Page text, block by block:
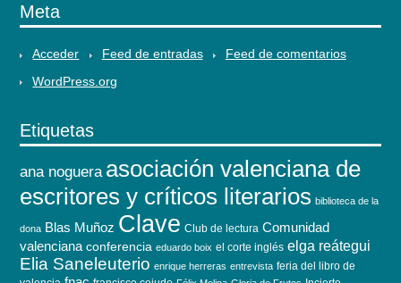
Meta
Acceder Feed de entradas
Feed de comentarios
WordPress.org
Etiquetas
ana noguera asociación valenciana de
escritores y críticos literarios biblioteca de la
dona Blas Muñoz Clave Club de lectura Comunidad
valenciana conferencia eduardo boix el corte inglés elga reátegui
Elia Saneleuterio enrique herreras entrevista feria del libro de